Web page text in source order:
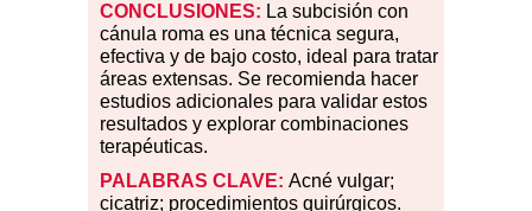
CONCLUSIONES: La subcisión con
cánula roma es una técnica segura,
efectiva y de bajo costo, ideal para tratar
áreas extensas. Se recomienda hacer
estudios adicionales para validar estos
resultados y explorar combinaciones
terapéuticas.
PALABRAS CLAVE: Acné vulgar;
cicatriz; procedimientos quirúrgicos.